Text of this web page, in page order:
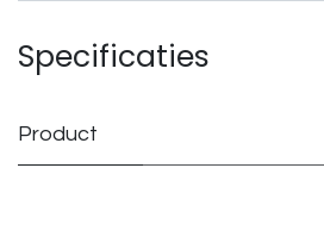
Specificaties
Product